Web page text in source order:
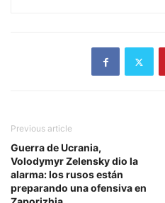
Previous article
Guerra de Ucrania,
Volodymyr Zelensky dio la
alarma: los rusos están
preparando una ofensiva en